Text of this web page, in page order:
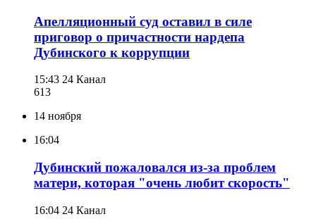
Апелляционный суд оставил в силе
приговор о причастности нардепа
Дубинского к коррупции
15:43 24 Канал
613
14 ноября
16:04
Дубинский пожаловался из-за проблем
матери, которая "очень любит скорость"
16:04 24 Канал